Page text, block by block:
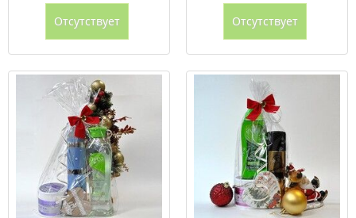
Отсутствует Отсутствует